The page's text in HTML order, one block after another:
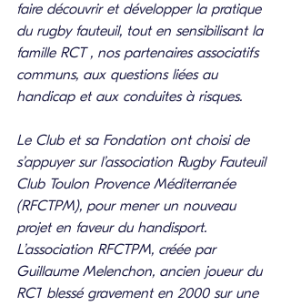
faire découvrir et développer la pratique
du rugby fauteuil, tout en sensibilisant la
famille RCT , nos partenaires associatifs
communs, aux questions liées au
handicap et aux conduites à risques.
Le Club et sa Fondation ont choisi de
s’appuyer sur l’association Rugby Fauteuil
Club Toulon Provence Méditerranée
(RFCTPM), pour mener un nouveau
projet en faveur du handisport.
L’association RFCTPM, créée par
Guillaume Melenchon, ancien joueur du
RCT blessé gravement en 2000 sur une